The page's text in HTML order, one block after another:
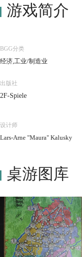
游戏简介
BGG分类
经济,工业/制造业
出版社
2F-Spiele
设计师
Lars-Arne "Maura" Kalusky
桌游图库